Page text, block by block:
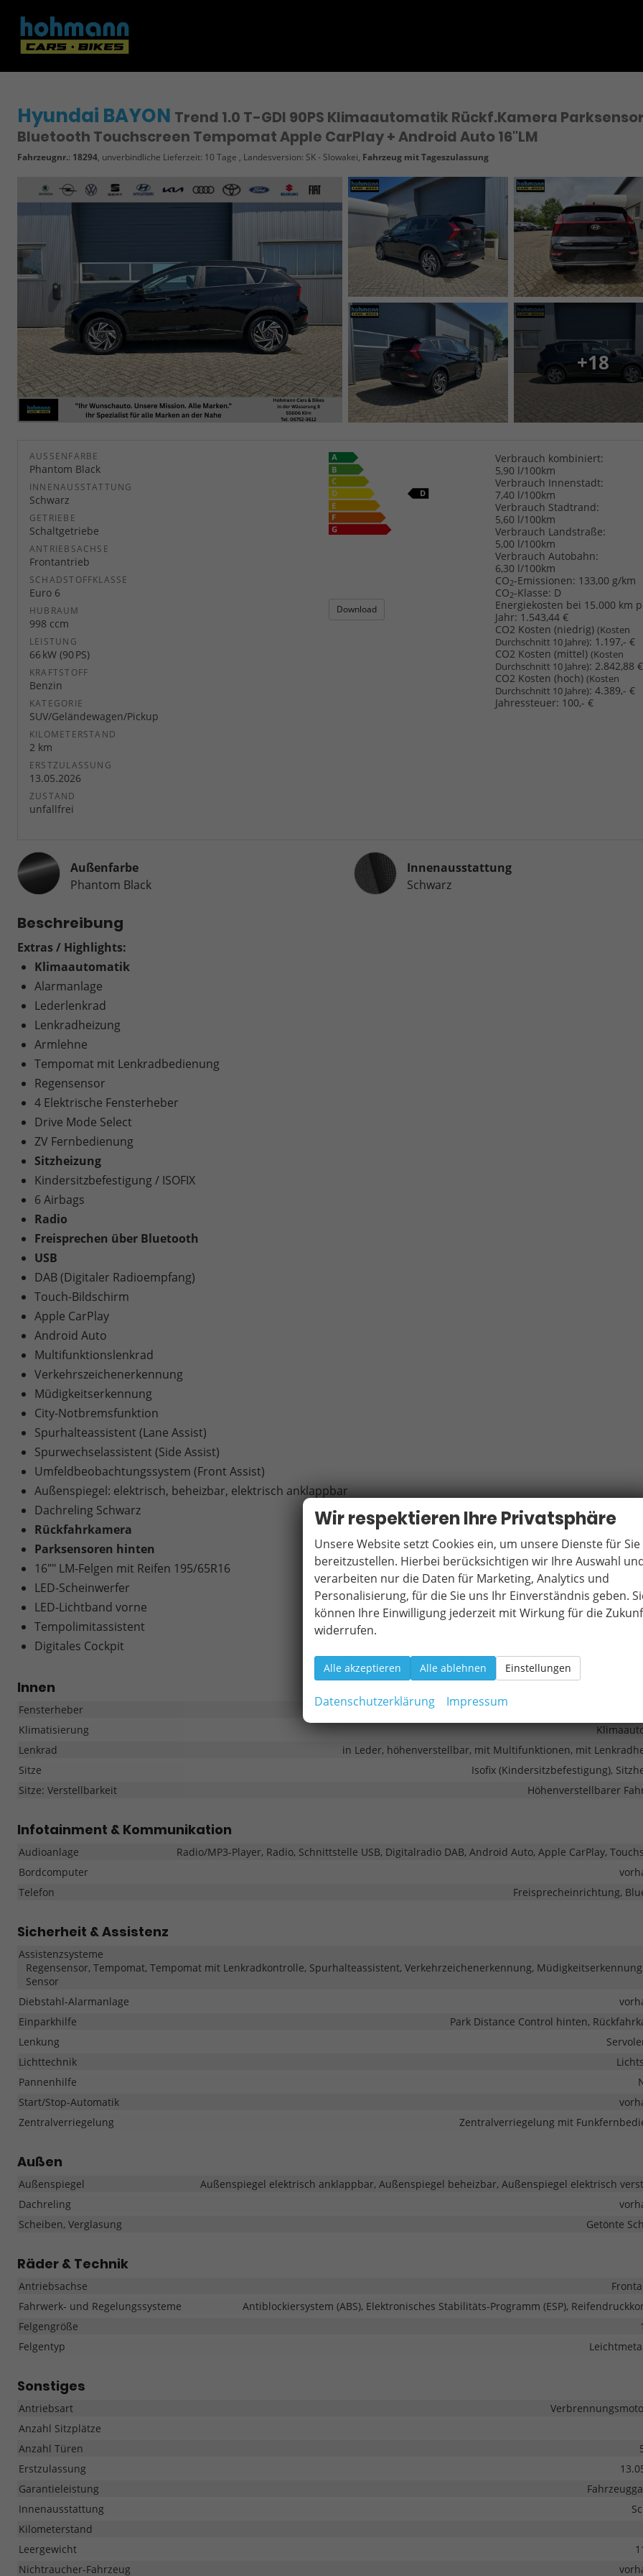
Hyundai BAYON Trend 1.0 T-GDI 90PS Klimaautomatik Rückf.Kamera
Bluetooth Touchscreen Tempomat Apple CarPlay + Android Auto 16"LM
Fahrzeugnr.: 18294, unverbindliche Lieferzeit: 10 Tage , Landesversion: SK - Slowakei, Fahrzeug mit Tageszulassung
+18
AUSSENFARBE
Phantom Black
INNENAUSSTATTUNG
Schwarz
GETRIEBE
Schaltgetriebe
ANTRIEBSACHSE
Frontantrieb
SCHADSTOFFKLASSE
Euro 6
HUBRAUM
998 ccm
LEISTUNG
66 kW (90 PS)
KRAFTSTOFF
Benzin
KATEGORIE
SUV/Geländewagen/Pickup
KILOMETERSTAND
2 km
ERSTZULASSUNG
13.05.2026
ZUSTAND
unfallfrei
Verbrauch kombiniert:
5,90 l/100km
Verbrauch Innenstadt:
7,40 l/100km
Verbrauch Stadtrand:
5,60 l/100km
Verbrauch Landstraße:
5,00 l/100km
Verbrauch Autobahn:
6,30 l/100km
CO2-Emissionen: 133,00 g/km
CO2-Klasse: D
Download
Energiekosten bei 15.000 km
Jahr: 1.543,44 €
CO2 Kosten (niedrig) (Kosten
Durchschnitt 10 Jahre): 1.197,- €
CO2 Kosten (mittel) (Kosten
Durchschnitt 10 Jahre): 2.842,88 €
CO2 Kosten (hoch) (Kosten
Durchschnitt 10 Jahre): 4.389,- €
Jahressteuer: 100,- €
Außenfarbe
Phantom Black
InnenausstattungInnenausstattung
Schwarz
Beschreibung
Extras / Highlights:
Klimaautomatik
Alarmanlage
Lederlenkrad
Lenkradheizung
Armlehne
Tempomat mit Lenkradbedienung
Regensensor
4 Elektrische Fensterheber
Drive Mode Select
ZV Fernbedienung
Sitzheizung
Kindersitzbefestigung / ISOFIX
6 Airbags
Radio
Freisprechen über Bluetooth
USB
DAB (Digitaler Radioempfang)
Touch-Bildschirm
Apple CarPlay
Android Auto
Multifunktionslenkrad
Verkehrszeichenerkennung
Müdigkeitserkennung
City-Notbremsfunktion
Spurhalteassistent (Lane Assist)
Spurwechselassistent (Side Assist)
Umfeldbeobachtungssystem (Front Assist)
Außenspiegel: elektrisch, beheizbar, elektrisch anklappbar
Dachreling Schwarz
Rückfahrkamera
Parksensoren hinten
16"" LM-Felgen mit Reifen 195/65R16
LED-Scheinwerfer
LED-Lichtband vorne
Tempolimitassistent
Digitales Cockpit
Innen
Fensterheber
Klimatisierung
Lenkrad
in Leder, höhenverstellbar, mit Multifunktionen, mit
Sitze
Isofix (Kindersitzbefestigung),
Sitze: Verstellbarkeit
Höhenverstellbarer
Infotainment & Kommunikation
Audioanlage
Radio/MP3-Player, Radio, Schnittstelle USB, Digitalradio DAB, Android Auto, Apple CarPlay,
Bordcomputer
Telefon
Freisprecheinrichtung,
Sicherheit & Assistenz
Assistenzsysteme
Regensensor, Tempomat, Tempomat mit Lenkradkontrolle, Spurhalteassistent, Verkehrzeichenerkennung,
Sensor
Diebstahl-Alarmanlage
Einparkhilfe
Park Distance Control hinten,
Lenkung
Lichttechnik
Pannenhilfe
Start/Stop-Automatik
Zentralverriegelung
Zentralverriegelung mit
Außen
Außenspiegel
Außenspiegel elektrisch anklappbar, Außenspiegel beheizbar, Außenspiegel elektrisch
Dachreling
Scheiben, Verglasung
Getönte
Räder & Technik
Antriebsachse
Fahrwerk- und Regelungssysteme
Antiblockiersystem (ABS), Elektronisches Stabilitäts-Programm (ESP),
Felgengröße
Felgentyp
Sonstiges
Antriebsart
Anzahl Sitzplätze
Anzahl Türen
Erstzulassung
Garantieleistung
Innenausstattung
Kilometerstand
Leergewicht
Nichtraucher-Fahrzeug
Wir respektieren Ihre Privatsphäre
Unsere Website setzt Cookies ein, um unsere Dienste für Sie
bereitzustellen. Hierbei berücksichtigen wir Ihre Auswahl
verarbeiten nur die Daten für Marketing, Analytics und
Personalisierung, für die Sie uns Ihr Einverständnis geben.
können Ihre Einwilligung jederzeit mit Wirkung für die
widerrufen.
Alle akzeptieren Alle ablehnen Einstellungen
Datenschutzerklärung Impressum